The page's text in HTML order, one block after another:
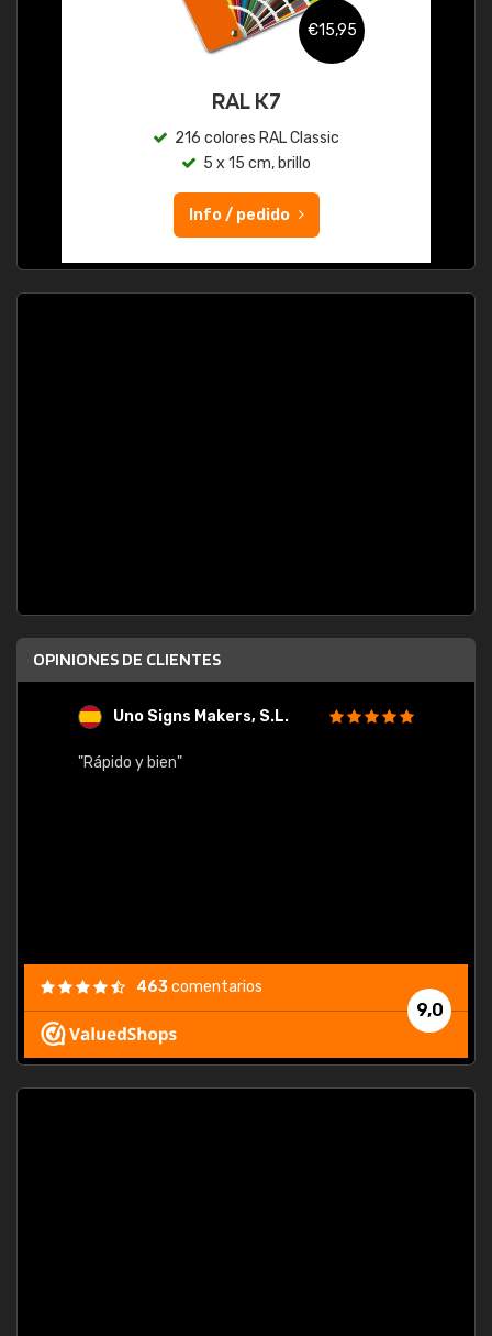
€15,95
RAL K7
216 colores RAL Classic
5 x 15 cm, brillo
Info / pedido
OPINIONES DE CLIENTES
Uno Signs Makers, S.L.
"Rápido y bien"
9,0
463comentarios